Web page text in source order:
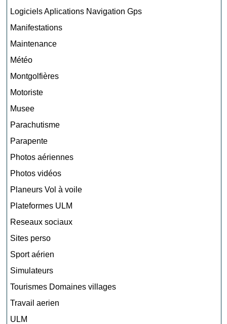
Logiciels Aplications Navigation Gps
Manifestations
Maintenance
Météo
Montgolfières
Motoriste
Musee
Parachutisme
Parapente
Photos aériennes
Photos vidéos
Planeurs Vol à voile
Plateformes ULM
Reseaux sociaux
Sites perso
Sport aérien
Simulateurs
Tourismes Domaines villages
Travail aerien
ULM